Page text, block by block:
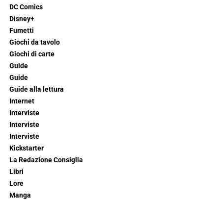
DC Comics
Disney+
Fumetti
Giochi da tavolo
Giochi di carte
Guide
Guide
Guide alla lettura
Internet
Interviste
Interviste
Interviste
Kickstarter
La Redazione Consiglia
Libri
Lore
Manga